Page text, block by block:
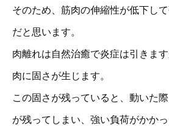
そのため、筋肉の伸縮性が低下し
だと思います。
肉離れは自然治癒で炎症は引きま
肉に固さが生じます。
この固さが残っていると、動いた
が残ってしまい、強い負荷がかか